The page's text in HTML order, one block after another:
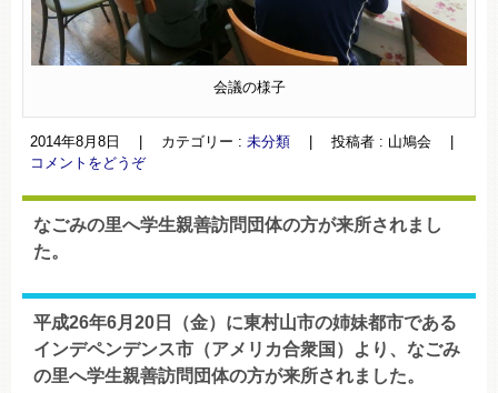
会議の様子
2014年8月8日 カテゴリー : 未分類 投稿者 : 山鳩会
コメントをどうぞ
なごみの里へ学生親善訪問団体の方が来所されまし
た。
平成26年6月20日（金）に東村山市の姉妹都市である
インデペンデンス市（アメリカ合衆国）より、なごみ
の里へ学生親善訪問団体の方が来所されました。